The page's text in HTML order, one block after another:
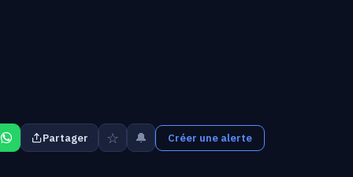
Partager ☆ 🔔 Créer une alerte